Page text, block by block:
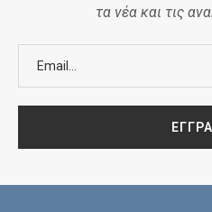
τα νέα και τις